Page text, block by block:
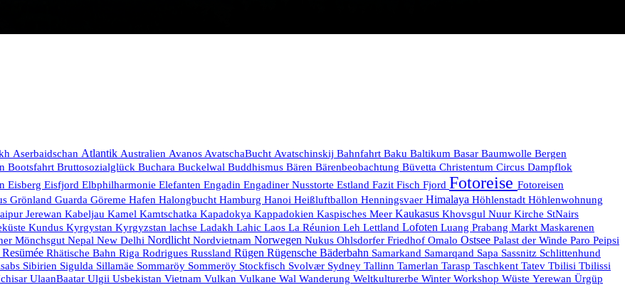
Aserbaidschan Atlantik Australien Avanos AvatschaBucht Avatschinskij Bahnfahrt Baku Baltikum Basar Baumwolle Bergen
Bootsfahrt Bruttosozialglück Buchara Buckelwal Buddhismus Bären Bärenbeobachtung Büvetta Christentum Circus Dampflok
Eisberg Eisfjord Elbphilharmonie Elefanten Engadin Engadiner Nusstorte Estland Fazit Fisch Fjord Fotoreise Fotoreisen
Grönland Guarda Göreme Hafen Halongbucht Hamburg Hanoi Heißluftballon Henningsvaer Himalaya Höhlenstadt Höhlenwohnung
Jerewan Kabeljau Kamel Kamtschatka Kapadokya Kappadokien Kaspisches Meer Kaukasus Khovsgul Nuur Kirche StNairs
Kundus Kyrgystan Kyrgyzstan lachse Ladakh Lahic Laos La Réunion Leh Lettland Lofoten Luang Prabang Markt Maskarenen
Mönchsgut Nepal New Delhi Nordlicht Nordvietnam Norwegen Nukus Ohlsdorfer Friedhof Omalo Ostsee Palast der Winde Paro Peipsi
Resümée Rhätische Bahn Riga Rodrigues Russland Rügen Rügensche Bäderbahn Samarkand Samarqand Sapa Sassnitz Schlittenhund
Sibirien Sigulda Sillamäe Sommaröy Sommeröy Stockfisch Svolvær Sydney Tallinn Tamerlan Tarasp Taschkent Tatev Tbilisi Tbilissi
UlaanBaatar Ulgii Usbekistan Vietnam Vulkan Vulkane Wal Wanderung Weltkulturerbe Winter Workshop Wüste Yerewan Ürgüp